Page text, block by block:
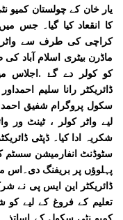
یار خان کے چولستان کمیو
کا انقعاد کیا گیا۔ جس
کراچی کی طرف سے واٹر
ماڈرن بیٹری اسلام آباد
کو کولر دے گۓ .اجلاس
ڈائریکٹر رانا سلیم
سکول پروگرام شفیق
لیے واٹر کولر ، ٹینٹ ور
شکریہ ادا کیا۔ ڈپٹی
سٹوڈنٹ انفارمیشن سسٹم
پہلوؤں پر بریفنگ دی۔اس
ڈائریکٹر این ایس پی نے
تعلیم کے فروغ کے لیے